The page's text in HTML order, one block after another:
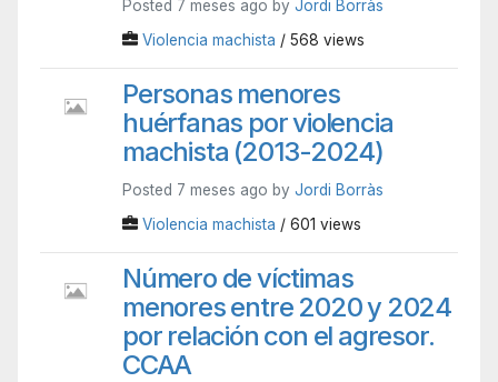
Posted 7 meses ago by Jordi Borràs
Violencia machista / 568 views
Personas menores
huérfanas por violencia
machista (2013-2024)
Posted 7 meses ago by Jordi Borràs
Violencia machista / 601 views
Número de víctimas
menores entre 2020 y 2024
por relación con el agresor.
CCAA